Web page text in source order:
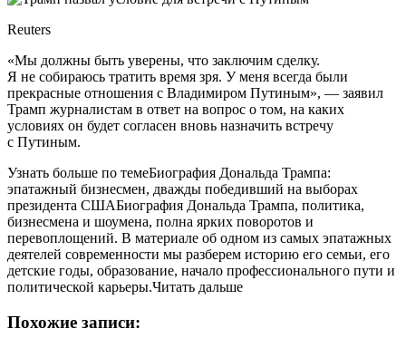
Reuters
«Мы должны быть уверены, что заключим сделку.
Я не собираюсь тратить время зря. У меня всегда были
прекрасные отношения с Владимиром Путиным», — заявил
Трамп журналистам в ответ на вопрос о том, на каких
условиях он будет согласен вновь назначить встречу
с Путиным.
Узнать больше по темеБиография Дональда Трампа:
эпатажный бизнесмен, дважды победивший на выборах
президента СШАБиография Дональда Трампа, политика,
бизнесмена и шоумена, полна ярких поворотов и
перевоплощений. В материале об одном из самых эпатажных
деятелей современности мы разберем историю его семьи, его
детские годы, образование, начало профессионального пути и
политической карьеры.Читать дальше
Похожие записи: